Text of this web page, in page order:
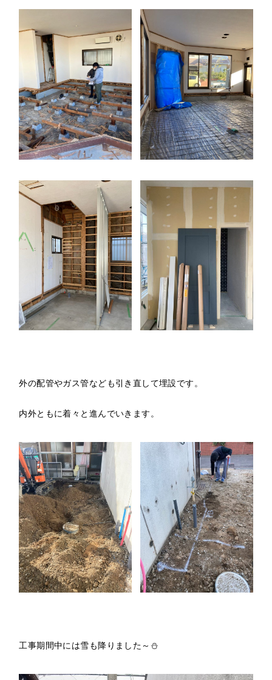
外の配管やガス管なども引き直して埋設です。
内外ともに着々と進んでいきます。
工事期間中には雪も降りました～⛄